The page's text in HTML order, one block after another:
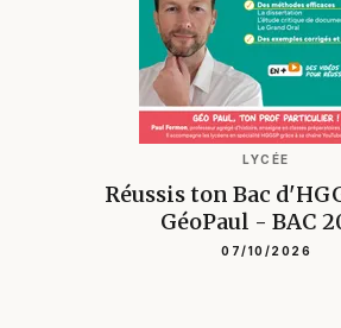
LYCÉE
Réussis ton Bac
GéoPaul - BAC
07/10/2026